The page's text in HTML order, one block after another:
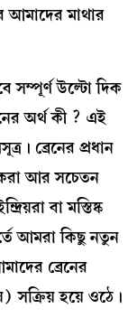
মাথার
সম্পূর্ণ উল্টো দিক
অর্থ কী ? এই
ব্রেনের প্রধান
আর সচেতন
বা মস্তিষ্ক
আমরা কিছু নতুন
ব্রেনের
সক্রিয় হয়ে ওঠে।